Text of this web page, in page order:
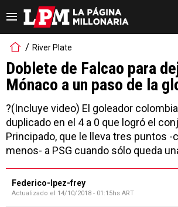
River Plate
Doblete de Falcao para
Mónaco a un paso de la
?(Incluye video) El goleador
duplicado en el 4 a 0 que logró el
Principado, que le lleva tres puntos -
menos- a PSG cuando sólo queda
Federico-lpez-frey
Actualizado el 14/10/2018 - 01:15hs ART